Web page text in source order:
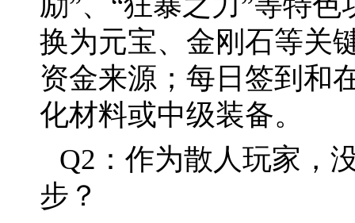
换为元宝、金刚石等关
资金来源；每日签到和
化材料或中级装备。
Q2：作为散人玩家，
步？